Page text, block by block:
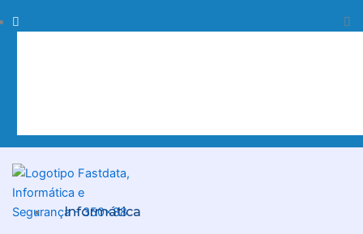
to
Procurar
Informática
Menu